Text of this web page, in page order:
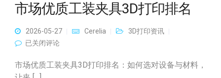
市场优质工装夹具3D打印排名
2026-05-27 Cerelia
3D打印资讯
市场优质工装夹具3D打印排名
已关闭评论
市场优质工装夹具3D打印排名：如何选对设备与材料，